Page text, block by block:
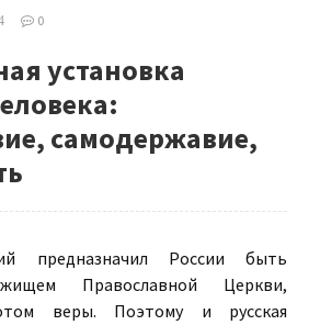
0
установка
самодержавие,
предназначил России быть
Православной Церкви,
веры. Поэтому и русская